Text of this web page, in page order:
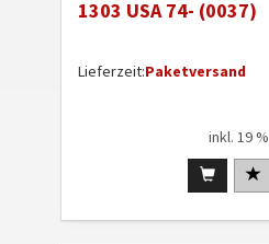
1303 USA 74- (0037)
Lieferzeit:Paketversand
inkl. 19